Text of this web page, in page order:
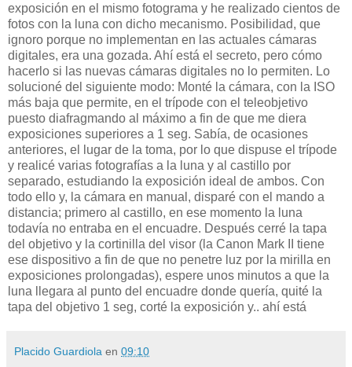
exposición en el mismo fotograma y he realizado cientos de
fotos con la luna con dicho mecanismo. Posibilidad, que
ignoro porque no implementan en las actuales cámaras
digitales, era una gozada. Ahí está el secreto, pero cómo
hacerlo si las nuevas cámaras digitales no lo permiten. Lo
solucioné del siguiente modo: Monté la cámara, con la ISO
más baja que permite, en el trípode con el teleobjetivo
puesto diafragmando al máximo a fin de que me diera
exposiciones superiores a 1 seg. Sabía, de ocasiones
anteriores, el lugar de la toma, por lo que dispuse el trípode
y realicé varias fotografías a la luna y al castillo por
separado, estudiando la exposición ideal de ambos. Con
todo ello y, la cámara en manual, disparé con el mando a
distancia; primero al castillo, en ese momento la luna
todavía no entraba en el encuadre. Después cerré la tapa
del objetivo y la cortinilla del visor (la Canon Mark II tiene
ese dispositivo a fin de que no penetre luz por la mirilla en
exposiciones prolongadas), espere unos minutos a que la
luna llegara al punto del encuadre donde quería, quité la
tapa del objetivo 1 seg, corté la exposición y.. ahí está
Placido Guardiola en 09:10